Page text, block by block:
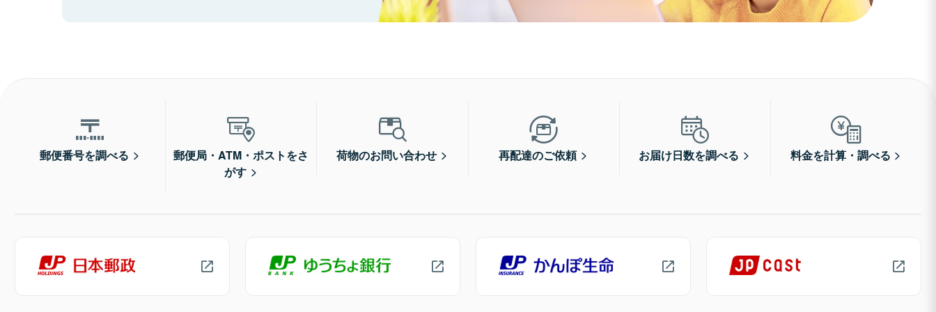
郵便番号を調べる
郵便局・ATM・ポストをさ
がす
荷物のお問い合わせ 再配達のご依頼 お届け日数を調べる 料金を計算・調べる